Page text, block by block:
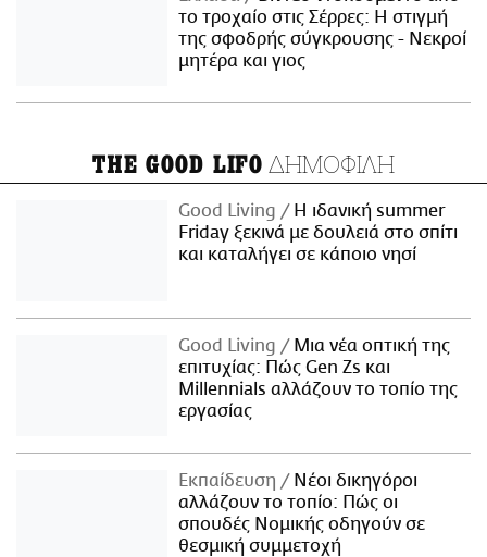
το τροχαίο στις Σέρρες: Η στιγμή
της σφοδρής σύγκρουσης - Νεκροί
μητέρα και γιος
THE GOOD LIFO ΔΗΜΟΦΙΛΗ
Good Living
Η ιδανική summer
Friday ξεκινά με δουλειά στο σπίτι
και καταλήγει σε κάποιο νησί
Good Living
Μια νέα οπτική της
επιτυχίας: Πώς Gen Zs και
Millennials αλλάζουν το τοπίο της
εργασίας
Εκπαίδευση
Νέοι δικηγόροι
αλλάζουν το τοπίο: Πώς οι
σπουδές Νομικής οδηγούν σε
θεσμική συμμετοχή